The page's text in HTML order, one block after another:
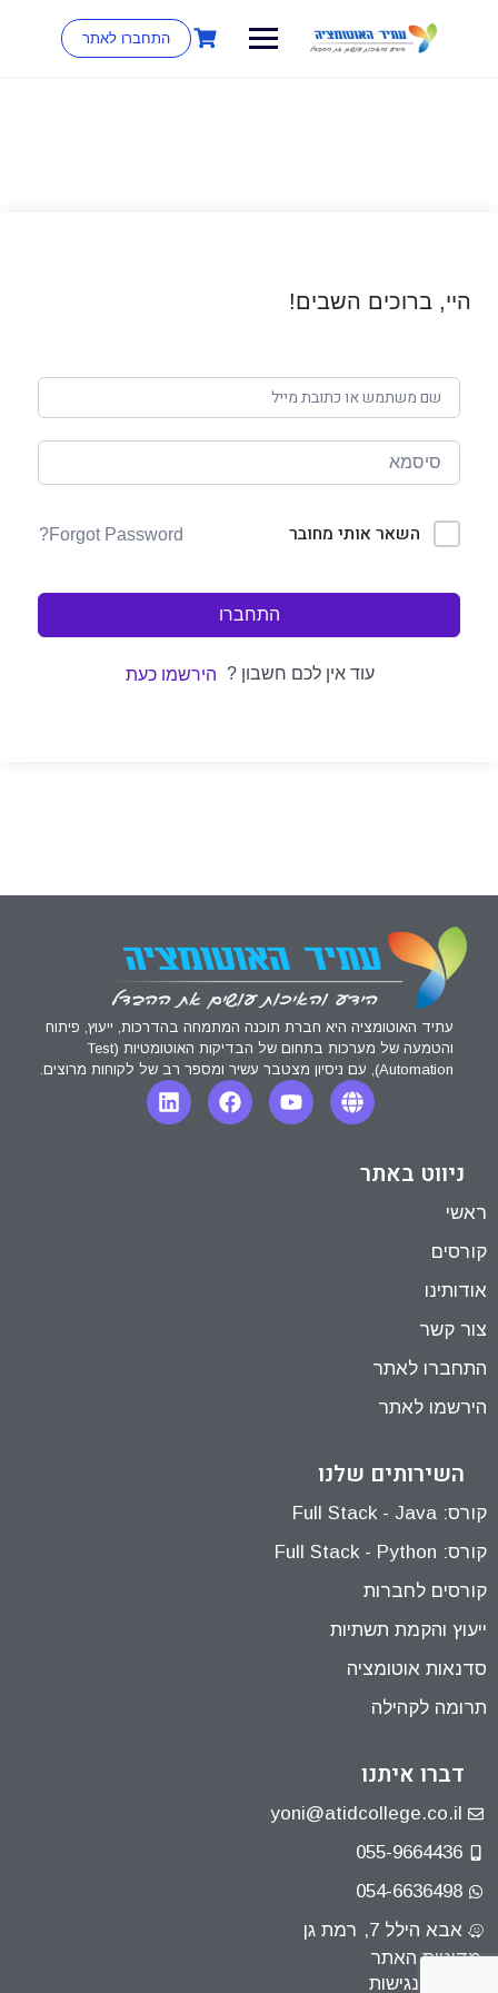
התחברו לאתר
היי, ברוכים השבים!
השאר אותי מחובר Forgot Password?
התחברו
עוד אין לכם חשבון ? הירשמו כעת
עתיד האוטומציה היא חברת תוכנה המתמחה בהדרכות, ייעוץ, פיתוח
והטמעה של מערכות בתחום של הבדיקות האוטומטיות (Test
Automation), עם ניסיון מצטבר עשיר ומספר רב של לקוחות מרוצים.
ניווט באתר
ראשי
קורסים
אודותינו
צור קשר
התחברו לאתר
הירשמו לאתר
השירותים שלנו
קורס: Full Stack - Java
קורס: Full Stack - Python
קורסים לחברות
ייעוץ והקמת תשתיות
סדנאות אוטומציה
תרומה לקהילה
דברו איתנו
yoni@atidcollege.co.il
055-9664436
054-6636498
אבא הילל 7, רמת גן
מדיניות האתר
הצהרת נגישות